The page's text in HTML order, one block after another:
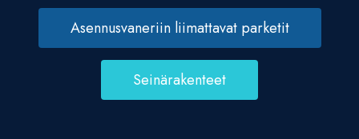
Asennusvaneriin liimattavat parketit
Seinärakenteet